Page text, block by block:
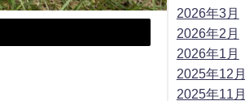
2026年3月
2026年2月
2026年1月
2025年12月
2025年11月